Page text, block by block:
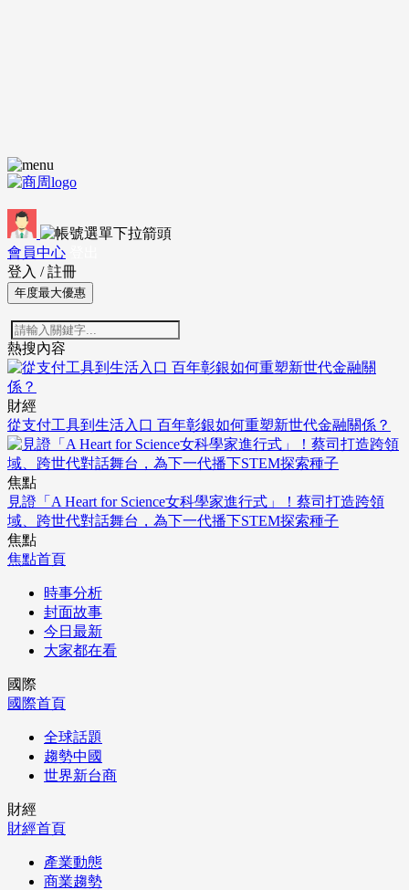
會員中心
登入 / 註冊
年度最大優惠
熱搜內容
財經
從支付工具到生活入口 百年彰銀如何重塑新世代金融關係？
焦點
見證「A Heart for Science女科學家進行式」！蔡司打造跨領
域、跨世代對話舞台，為下一代播下STEM探索種子
焦點
焦點首頁
時事分析
封面故事
今日最新
大家都在看
國際
國際首頁
全球話題
趨勢中國
世界新台商
財經
財經首頁
產業動態
商業趨勢